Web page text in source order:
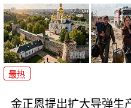
最热
金正恩提出扩大导弹生